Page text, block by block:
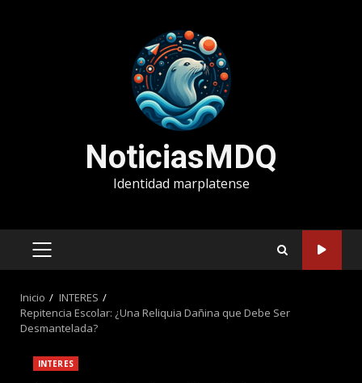
NoticiasMDQ
Identidad marplatense
MENÚ
Inicio
INTERES
Repitencia Escolar: ¿Una Reliquia Dañina que Debe Ser
Desmantelada?
INTERES